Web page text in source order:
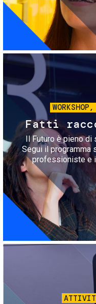
Fatti
Il Futuro è pieno
Segui il programma
professioniste e